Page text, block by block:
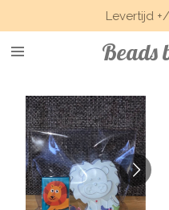
direct
naar
hoofdinhoud
Beads
Levertijd